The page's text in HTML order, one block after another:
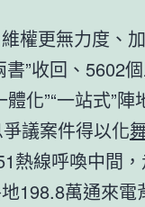
權更無力度、
書”收回、5602
化”“一站式”
議案件得以化
熱線呼喚中間
198.8萬通來電